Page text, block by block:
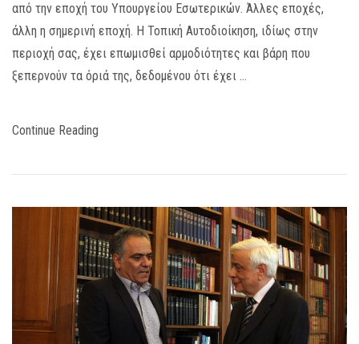
από την εποχή του Υπουργείου Εσωτερικών. Άλλες εποχές,
άλλη η σημερινή εποχή. Η Τοπική Αυτοδιοίκηση, ιδίως στην
περιοχή σας, έχει επωμισθεί αρμοδιότητες και βάρη που
ξεπερνούν τα όριά της, δεδομένου ότι έχει …
Continue Reading